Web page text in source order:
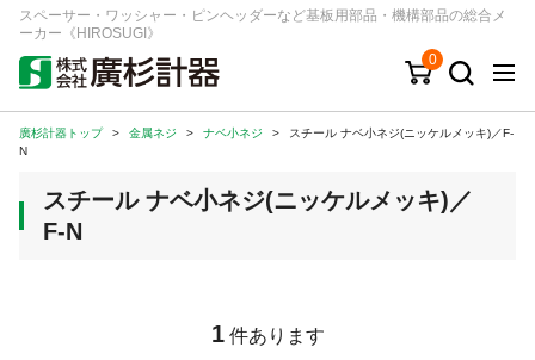
スペーサー・ワッシャー・ピンヘッダーなど基板用部品・機構部品の総合メ
ーカー《HIROSUGI》
0
キーワード 品番/シリーズ
商品カテゴリから探す
ジャンルから探す
廣杉計器トップ > 金属ネジ > ナベ小ネジ >
スチール ナベ小ネジ(ニッケルメッキ)／F-
N
スチール ナベ小ネジ(ニッケルメッキ)／
F-N
1 件あります